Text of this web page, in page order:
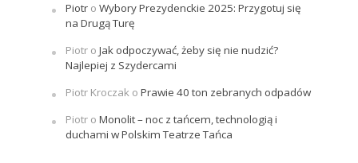
Piotro Wybory Prezydenckie 2025: Przygotuj się
na Drugą Turę
Piotro Jak odpoczywać, żeby się nie nudzić?
Najlepiej z Szydercami
Piotr Kroczako Prawie 40 ton zebranych odpadów
Piotro Monolit – noc z tańcem, technologią i
duchami w Polskim Teatrze Tańca